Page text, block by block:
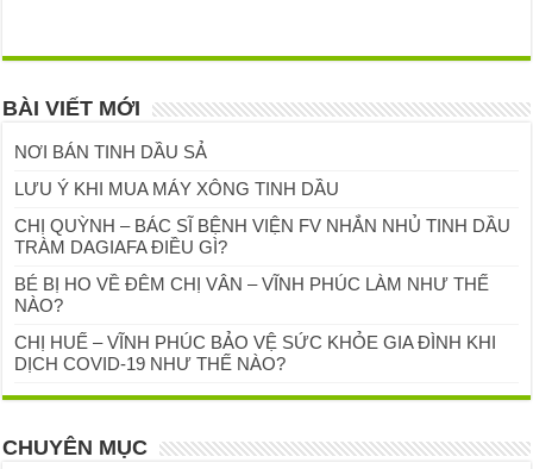
BÀI VIẾT MỚI
NƠI BÁN TINH DẦU SẢ
LƯU Ý KHI MUA MÁY XÔNG TINH DẦU
CHỊ QUỲNH – BÁC SĨ BỆNH VIỆN FV NHẮN NHỦ TINH DẦU
TRÀM DAGIAFA ĐIỀU GÌ?
BÉ BỊ HO VỀ ĐÊM CHỊ VÂN – VĨNH PHÚC LÀM NHƯ THẾ
NÀO?
CHỊ HUẾ – VĨNH PHÚC BẢO VỆ SỨC KHỎE GIA ĐÌNH KHI
DỊCH COVID-19 NHƯ THẾ NÀO?
CHUYÊN MỤC